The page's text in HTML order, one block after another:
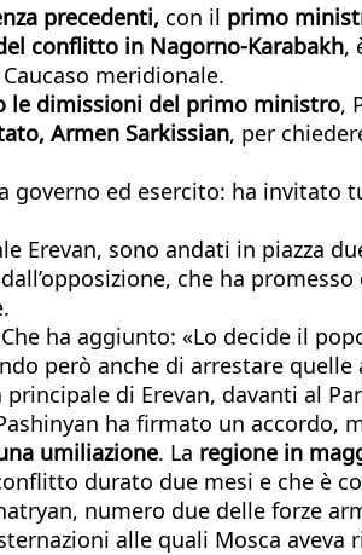
precedenti, con il primo
conflitto in Nagorno-Karabakh,
meridionale.
le dimissioni del primo ministro,
Armen Sarkissian, per
ed esercito: ha invitato
Erevan, sono andati in piazza
che ha
ha aggiunto: «Lo decide il
però anche di arrestare
di Erevan, davanti al
ha firmato un accordo,
umiliazione. La regione in
durato due mesi e che è
numero due delle forze
alle quali Mosca